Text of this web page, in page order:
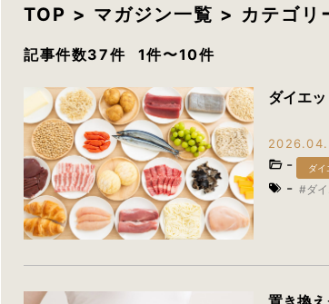
TOP > マガジン一覧 > カテゴリ
記事件数37件 1件〜10件
ダイエ
- ダイ
- ダ